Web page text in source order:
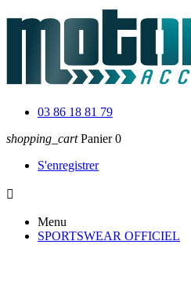
03 86 18 81 79
shopping_cart Panier 0
S'enregistrer

Menu
SPORTSWEAR OFFICIEL